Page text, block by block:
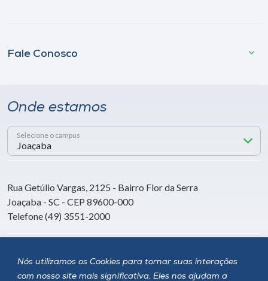
Nós utilizamos os Cookies para tornar suas interações
com nosso site mais significativa. Eles nos ajudam a
Fale Conosco
Onde estamos
Selecione o campus
Rua Getúlio Vargas, 2125 - Bairro Flor da Serra
Joaçaba - SC - CEP 89600-000
Telefone (49) 3551-2000
Siga a Unoesc